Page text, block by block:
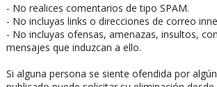
- No realices comentarios de tipo SPAM.
- No incluyas links o direcciones de correo
- No incluyas ofensas, amenazas, insultos,
mensajes que induzcan a ello.
Si alguna persona se siente ofendida por